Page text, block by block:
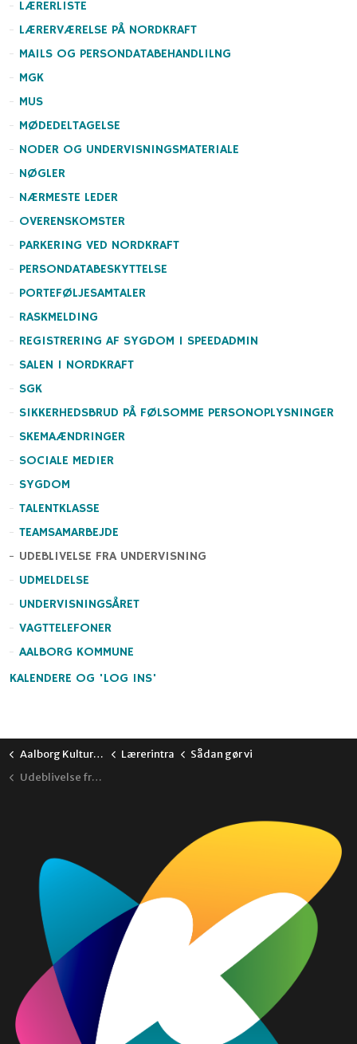
LÆRERLISTE
LÆRERVÆRELSE PÅ NORDKRAFT
MAILS OG PERSONDATABEHANDLILNG
MGK
MUS
MØDEDELTAGELSE
NODER OG UNDERVISNINGSMATERIALE
NØGLER
NÆRMESTE LEDER
OVERENSKOMSTER
PARKERING VED NORDKRAFT
PERSONDATABESKYTTELSE
PORTEFØLJESAMTALER
RASKMELDING
REGISTRERING AF SYGDOM I SPEEDADMIN
SALEN I NORDKRAFT
SGK
SIKKERHEDSBRUD PÅ FØLSOMME PERSONOPLYSNINGER
SKEMAÆNDRINGER
SOCIALE MEDIER
SYGDOM
TALENTKLASSE
TEAMSAMARBEJDE
UDEBLIVELSE FRA UNDERVISNING
UDMELDELSE
UNDERVISNINGSÅRET
VAGTTELEFONER
AALBORG KOMMUNE
KALENDERE OG 'LOG INS'
Aalborg Kulturskole Lærerintra
Sådan gør vi
Udeblivelse fra undervisning